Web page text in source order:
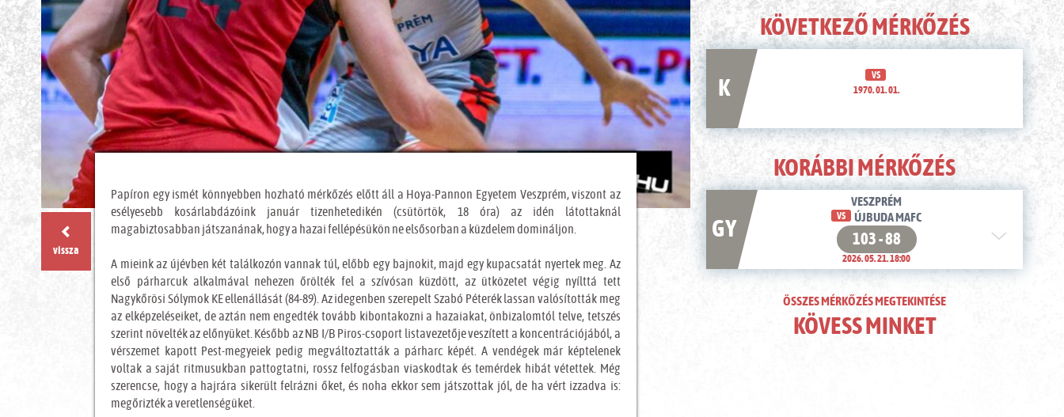
vissza
Papíron egy ismét könnyebben hozható mérkőzés előtt áll a Hoya-Pannon Egyetem Veszprém, viszont az
esélyesebb kosárlabdázóink január tizenhetedikén (csütörtök, 18 óra) az idén látottaknál
magabiztosabban játszanának, hogy a hazai fellépésükön ne elsősorban a küzdelem domináljon.
A mieink az újévben két találkozón vannak túl, előbb egy bajnokit, majd egy kupacsatát nyertek meg. Az
első párharcuk alkalmával nehezen őrölték fel a szívósan küzdött, az ütközetet végig nyílttá tett
Nagykőrösi Sólymok KE ellenállását (84-89). Az idegenben szerepelt Szabó Péterék lassan valósították meg
az elképzeléseiket, de aztán nem engedték tovább kibontakozni a hazaiakat, önbizalomtól telve, tetszés
szerint növelték az előnyüket. Később az NB I/B Piros-csoport listavezetője veszített a koncentrációjából, a
vérszemet kapott Pest-megyeiek pedig megváltoztatták a párharc képét. A vendégek már képtelenek
voltak a saját ritmusukban pattogtatni, rossz felfogásban viaskodtak és temérdek hibát vétettek. Még
szerencse, hogy a hajrára sikerült felrázni őket, és noha ekkor sem játszottak jól, de ha vért izzadva is:
megőrizték a veretlenségüket.
KÖVETKEZŐ MÉRKŐZÉS
K
VS
1970. 01. 01.
KORÁBBI MÉRKŐZÉS
GY
VESZPRÉM
VS ÚJBUDA MAFC
103 - 88
2026. 05. 21. 18:00
ÖSSZES MÉRKŐZÉS MEGTEKINTÉSE
KÖVESS MINKET